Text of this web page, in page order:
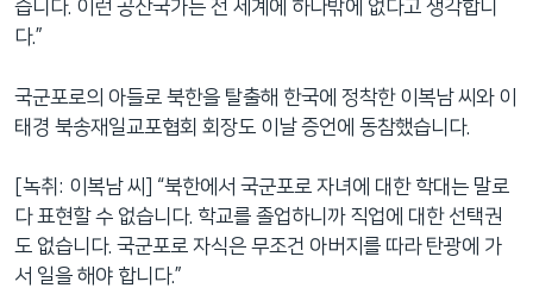
습니다. 이런 공산국가는 전 세계에 하나밖에 없다고 생각합니
다.”
국군포로의 아들로 북한을 탈출해 한국에 정착한 이복남 씨와 이
태경 북송재일교포협회 회장도 이날 증언에 동참했습니다.
[녹취: 이복남 씨] “북한에서 국군포로 자녀에 대한 학대는 말로
다 표현할 수 없습니다. 학교를 졸업하니까 직업에 대한 선택권
도 없습니다. 국군포로 자식은 무조건 아버지를 따라 탄광에 가
서 일을 해야 합니다.”